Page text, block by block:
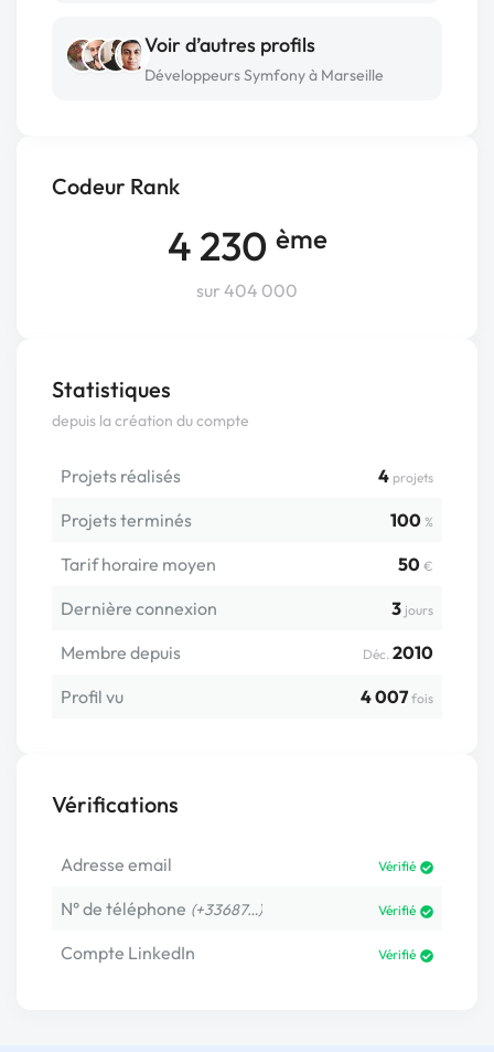
Codeur Rank
4 230 ème
sur 404 000
Statistiques
depuis la création du compte
Projets réalisés 4 projets
Projets terminés 100 %
Tarif horaire moyen 50 €
Dernière connexion 3 jours
Membre depuis Déc. 2010
Profil vu
4 007 fois
Vérifications
Adresse email Vérifié
N° de téléphone (+33687…) Vérifié
Compte LinkedIn Vérifié
Voir d’autres profils
Développeurs Symfony à Marseille